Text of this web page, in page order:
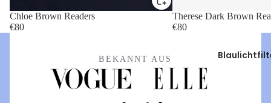
Chloe Brown Readers
€80
Therese Dark Brown
€80
BEKANNT AUS